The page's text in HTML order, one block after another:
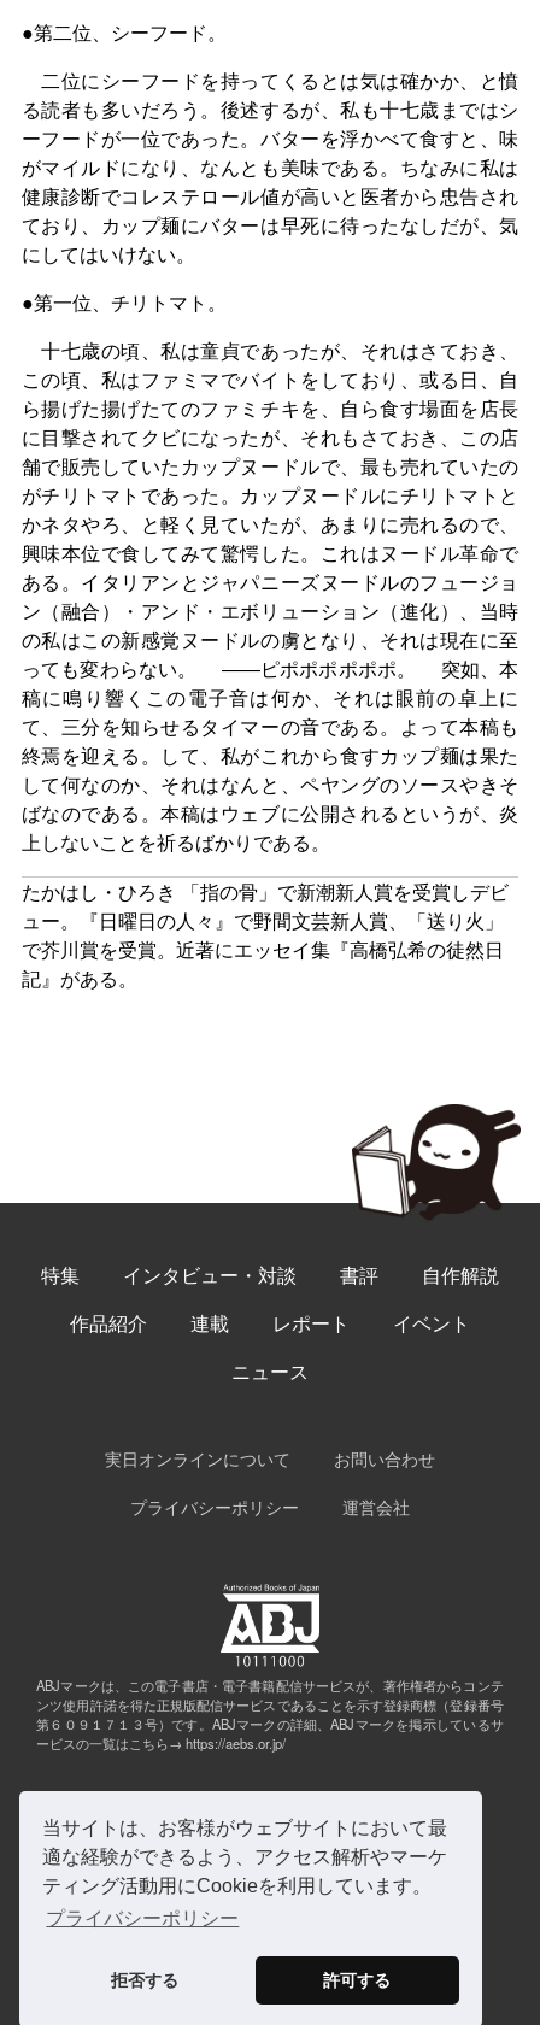
当サイトは、お客様がウェブサイトにおいて最
適な経験ができるよう、アクセス解析やマーケ
ティング活動用にCookieを利用しています。
プライバシーポリシー
拒否する 許可する
●第二位、シーフード。
二位にシーフードを持ってくるとは気は確かか、と憤
る読者も多いだろう。後述するが、私も十七歳まではシ
ーフードが一位であった。バターを浮かべて食すと、味
がマイルドになり、なんとも美味である。ちなみに私は
健康診断でコレステロール値が高いと医者から忠告され
ており、カップ麺にバターは早死に待ったなしだが、気
にしてはいけない。
●第一位、チリトマト。
十七歳の頃、私は童貞であったが、それはさておき、
この頃、私はファミマでバイトをしており、或る日、自
ら揚げた揚げたてのファミチキを、自ら食す場面を店長
に目撃されてクビになったが、それもさておき、この店
舗で販売していたカップヌードルで、最も売れていたの
がチリトマトであった。カップヌードルにチリトマトと
かネタやろ、と軽く見ていたが、あまりに売れるので、
興味本位で食してみて驚愕した。これはヌードル革命で
ある。イタリアンとジャパニーズヌードルのフュージョ
ン（融合）・アンド・エボリューション（進化）、当時
の私はこの新感覚ヌードルの虜となり、それは現在に至
っても変わらない。 ――ピポポポポポポ。 突如、本
稿に鳴り響くこの電子音は何か、それは眼前の卓上に
て、三分を知らせるタイマーの音である。よって本稿も
終焉を迎える。して、私がこれから食すカップ麺は果た
して何なのか、それはなんと、ペヤングのソースやきそ
ばなのである。本稿はウェブに公開されるというが、炎
上しないことを祈るばかりである。
たかはし・ひろき 「指の骨」で新潮新人賞を受賞しデビ
ュー。『日曜日の人々』で野間文芸新人賞、「送り火」
で芥川賞を受賞。近著にエッセイ集『高橋弘希の徒然日
記』がある。
特集 インタビュー・対談 書評
自作解説
作品紹介
連載 レポート
イベント
ニュース
実日オンラインについて
お問い合わせ
プライバシーポリシー
運営会社
ABJマークは、この電子書店・電子書籍配信サービスが、著作権者からコンテ
ンツ使用許諾を得た正規版配信サービスであることを示す登録商標（登録番号
第６０９１７１３号）です。ABJマークの詳細、ABJマークを掲示しているサ
ービスの一覧はこちら→https://aebs.or.jp/
©Jitsugyo no Nihon Sha, Ltd. All rights reserved.